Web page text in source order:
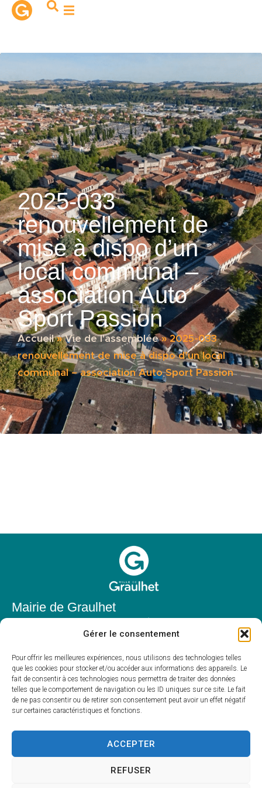
Gérer le consentement
Pour offrir les meilleures expériences, nous utilisons des technologies telles
que les cookies pour stocker et/ou accéder aux informations des appareils. Le
fait de consentir à ces technologies nous permettra de traiter des données
telles que le comportement de navigation ou les ID uniques sur ce site. Le fait
de ne pas consentir ou de retirer son consentement peut avoir un effet négatif
sur certaines caractéristiques et fonctions.
ACCEPTER
REFUSER
principal
2025-033
renouvellement de
mise à dispo d’un
local communal –
association Auto
Sport Passion
Accueil»Vie de l'assemblée»2025-033
renouvellement de mise à dispo d’un local
communal – association Auto Sport Passion
Mairie de Graulhet
81300 Graulhet
05 63 42 85 50
mairie@mairie-graulhet.fr
Horaires d'ouverture
Du lundi au vendredi :